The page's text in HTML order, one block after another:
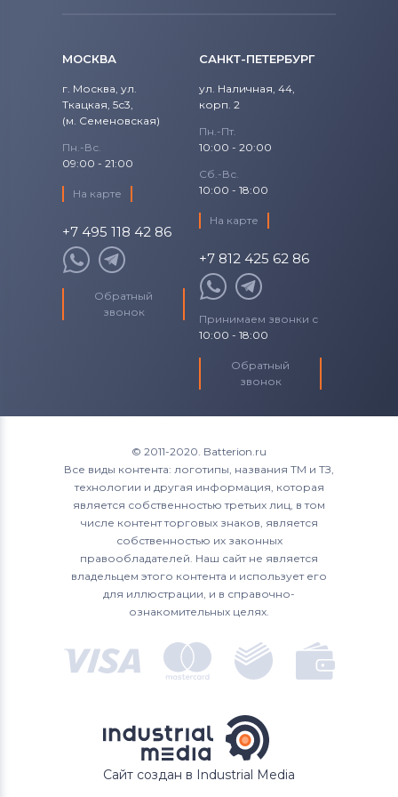
Аккумуляторы для ноутбуков
Machenike
Аккумуляторы для ноутбуковClevo
Аккумуляторы для ноутбуковSony
Аккумуляторы для ноутбуков
Fujitsu-Siemens
Аккумуляторы для ноутбуков
Аккумуляторы для ноутбуков
Аккумуляторы для ноутбуков
Аккумуляторы для ноутбуков Acer
Аккумуляторы для ноутбуков Asus
Аккумуляторы для ноутбуков
Alienware
Precision 15
Studio
Studio 14
Venue
Vostro
XPS 15
15 (9570) D1505
15 (9570) D1541
15 (9570) D1545
15 (9570) D1605
15 (9570) D1645
15 (9570) D1745
15 (9570) D1941T
15 (9570) R1645
15 (9570) R1645S
15 (9570) R1745S
МОСКВА
г. Москва, ул.
Ткацкая, 5с3,
(м. Семеновская)
Пн.-Вс.
09:00 - 21:00
На карте
+7 495 118 42 86
Обратный
звонок
САНКТ-ПЕТЕРБУРГ
ул. Наличная, 44,
корп. 2
Пн.-Пт.
10:00 - 20:00
Сб.-Вс.
10:00 - 18:00
На карте
+7 812 425 62 86
Принимаем звонки с
10:00 - 18:00
Обратный
звонок
© 2011-2020. Batterion.ru
Все виды контента: логотипы, названия ТМ и ТЗ,
технологии и другая информация, которая
является собственностью третьих лиц, в том
числе контент торговых знаков, является
собственностью их законных
правообладателей. Наш сайт не является
владельцем этого контента и использует его
для иллюстрации, и в справочно-
ознакомительных целях.
Сайт создан в Industrial Media